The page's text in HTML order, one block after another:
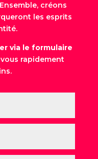
créons
les esprits
via le formulaire
rapidement